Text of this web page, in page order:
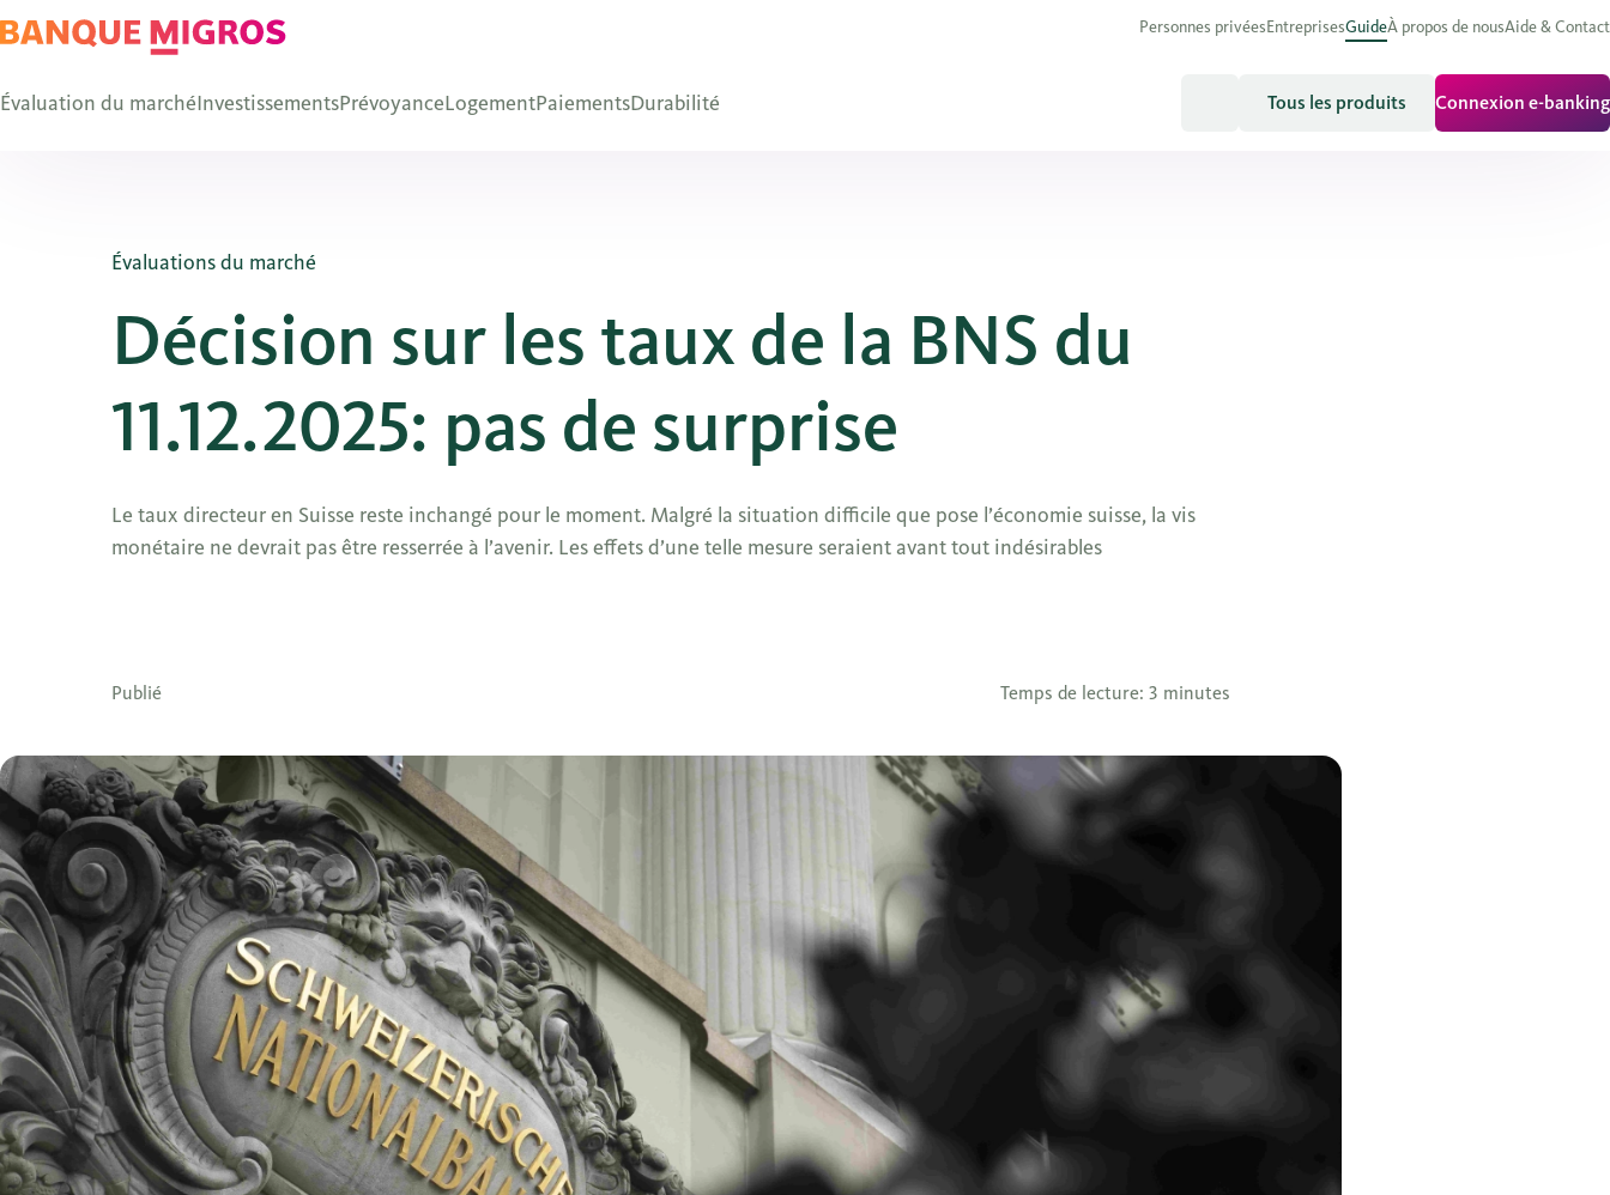
Personnes privéesEntreprisesGuideÀ propos de nousAide & Contact
Évaluation du marchéInvestissementsPrévoyanceLogementPaiementsDurabilité Tous les produits Connexion e-banking
Évaluations du marché
Décision sur les taux de la BNS du
11.12.2025: pas de surprise
Le taux directeur en Suisse reste inchangé pour le moment. Malgré la situation difficile que pose l’économie suisse, la vis
monétaire ne devrait pas être resserrée à l’avenir. Les effets d’une telle mesure seraient avant tout indésirables
Publié Temps de lecture: 3 minutes